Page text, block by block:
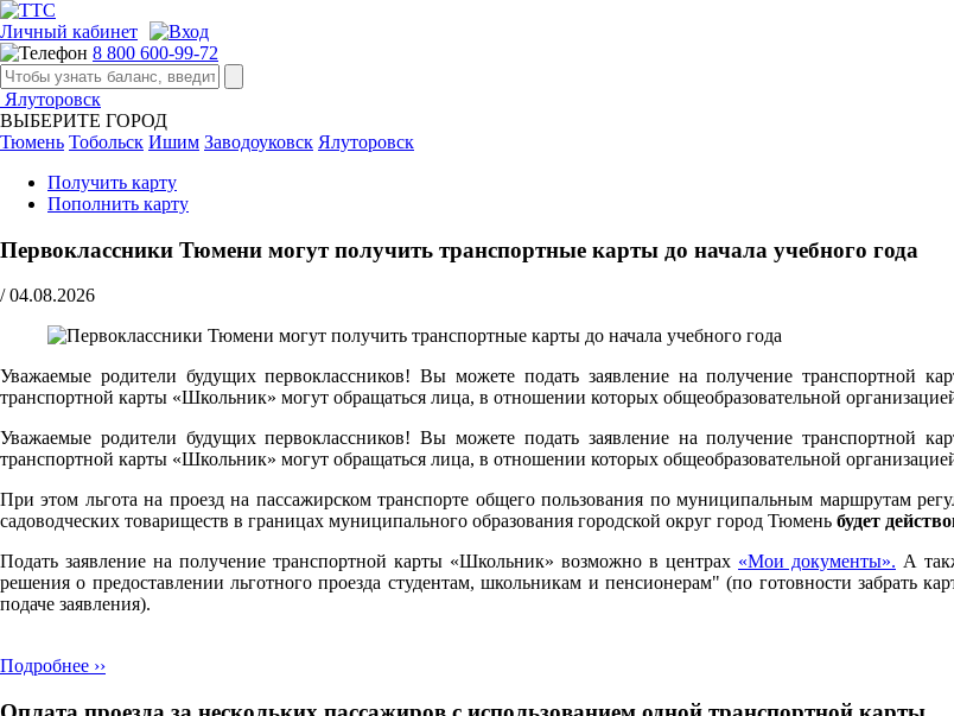
Личный кабинет
8 800 600-99-72
Ялуторовск
ВЫБЕРИТЕ ГОРОД
Тюмень Тобольск Ишим Заводоуковск Ялуторовск
Получить карту
Пополнить карту
Первоклассники Тюмени могут получить транспортные карты до начала учебного года
/ 04.08.2026
Уважаемые родители будущих первоклассников! Вы можете подать заявление на получение транспортной
транспортной карты «Школьник» могут обращаться лица, в отношении которых общеобразовательной
Уважаемые родители будущих первоклассников! Вы можете подать заявление на получение транспортной
транспортной карты «Школьник» могут обращаться лица, в отношении которых общеобразовательной
При этом льгота на проезд на пассажирском транспорте общего пользования по муниципальным маршрутам
садоводческих товариществ в границах муниципального образования городской округ город Тюмень будет
Подать заявление на получение транспортной карты «Школьник» возможно в центрах «Мои документы». А
решения о предоставлении льготного проезда студентам, школьникам и пенсионерам" (по готовности
подаче заявления).
Подробнее ››